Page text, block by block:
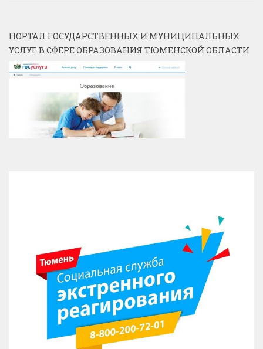
ПОРТАЛ ГОСУДАРСТВЕННЫХ И МУНИЦИПАЛЬНЫХ
УСЛУГ В СФЕРЕ ОБРАЗОВАНИЯ ТЮМЕНСКОЙ ОБЛАСТИ